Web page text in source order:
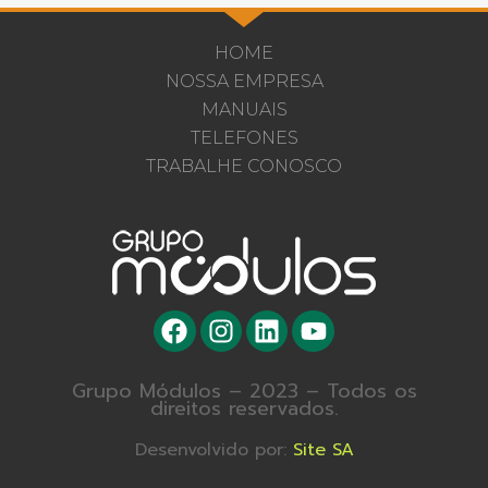
HOME
NOSSA EMPRESA
MANUAIS
TELEFONES
TRABALHE CONOSCO
Grupo Módulos – 2023 – Todos os
direitos reservados.
Desenvolvido por: Site SA